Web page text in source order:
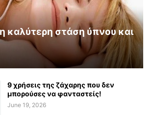
η καλύτερη στάση ύπνου και
9 χρήσεις της ζάχαρης που δεν
μπορούσες να φανταστείς!
June 19, 2026